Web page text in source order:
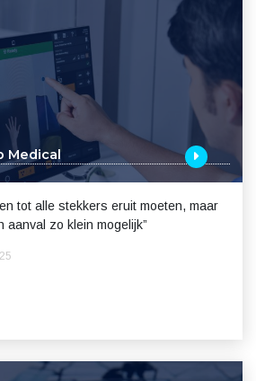
Medical
tot alle stekkers eruit moeten, maar
aanval zo klein mogelijk”